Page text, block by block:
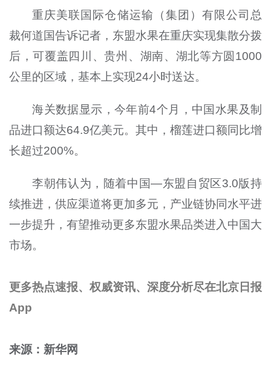
重庆美联国际仓储运输（集团）有限公司总
裁何道国告诉记者，东盟水果在重庆实现集散分拨
后，可覆盖四川、贵州、湖南、湖北等方圆1000
公里的区域，基本上实现24小时送达。
海关数据显示，今年前4个月，中国水果及制
品进口额达64.9亿美元。其中，榴莲进口额同比增
长超过200%。
李朝伟认为，随着中国—东盟自贸区3.0版持
续推进，供应渠道将更加多元，产业链协同水平进
一步提升，有望推动更多东盟水果品类进入中国大
市场。
更多热点速报、权威资讯、深度分析尽在北京日报
App
来源：新华网